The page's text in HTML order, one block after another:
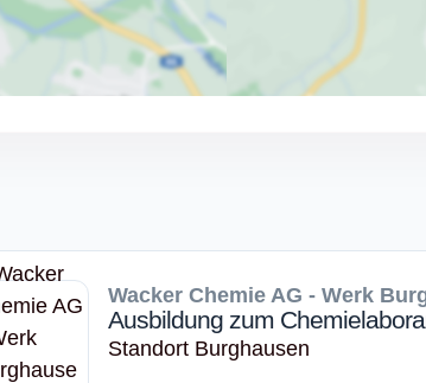
Wacker Chemie AG - Werk
Ausbildung zum
Standort Burghausen